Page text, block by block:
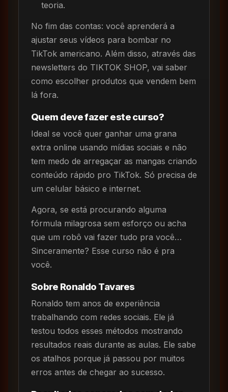
teoria.
No fim das contas: você aprenderá a
ajustar seus vídeos para bombar no
TikTok americano. Além disso, através das
newsletters do TIKTOK SHOP, vai saber
como escolher produtos que vendem bem
lá fora.
Quem deve fazer este curso?
Ideal se você quer ganhar uma grana
extra online usando mídias sociais e não
tem medo de arregaçar as mangas criando
conteúdo rápido pro TikTok. Só precisa de
um celular básico e internet.
Agora, se está procurando alguma
fórmula milagrosa sem esforço ou acha
que um robô vai fazer tudo pra você…
Sinceramente? Esse curso não é pra
você.
Sobre Ronaldo Tavares
Ronaldo tem anos de experiência
trabalhando com redes sociais. Ele já
testou todos esses métodos mostrando
resultados reais durante as aulas. Ele sabe
os atalhos porque já passou por muitos
erros antes de chegar ao sucesso.